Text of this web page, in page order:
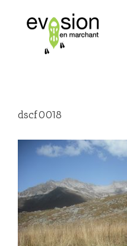
dscf0018